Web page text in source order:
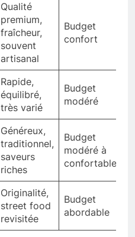
Qualité
premium,
fraîcheur,
souvent
artisanal
Budget
confort
Rapide,
équilibré,
très varié
Budget
modéré
Généreux,
traditionnel,
saveurs
riches
Budget
modéré à
confortable
Originalité,
street food
revisitée
Budget
abordable